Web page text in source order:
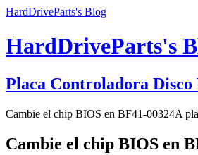
HardDriveParts's Blog
HardDriveParts's
Placa Controladora Disco
Cambie el chip BIOS en BF41-00324A
Cambie el chip BIOS en